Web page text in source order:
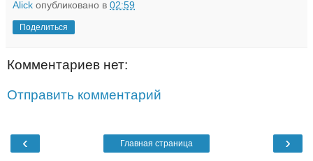
Alick опубликовано в 02:59
Поделиться
Комментариев нет:
Отправить комментарий
‹ ›
Главная страница